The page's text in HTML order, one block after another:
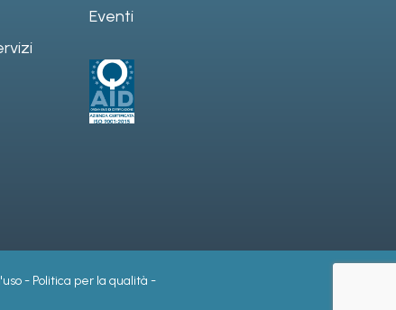
Eventi
- Politica per la qualità -